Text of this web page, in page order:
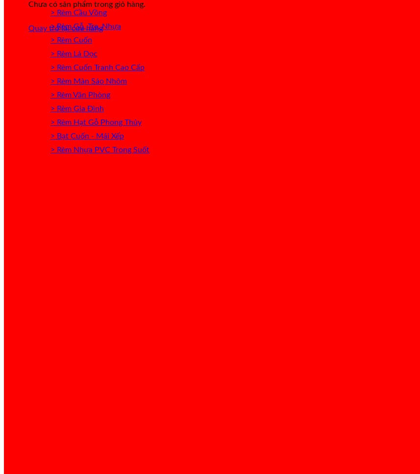
Chưa có sản phẩm trong giỏ hàng.
Quay trở lại cửa hàng
> Rèm Cầu Vồng
> Rèm Gỗ, Tre, Nhựa
> Rèm Cuốn
> Rèm Lá Dọc
> Rèm Cuốn Tranh Cao Cấp
> Rèm Màn Sáo Nhôm
> Rèm Văn Phòng
> Rèm Gia Đình
> Rèm Hạt Gỗ Phong Thủy
> Bạt Cuốn - Mái Xếp
> Rèm Nhựa PVC Trong Suốt